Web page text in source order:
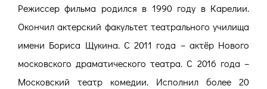
Режиссер фильма родился в 1990 году в Карелии.
Окончил актерский факультет театрального училища
имени Бориса Щукина. С 2011 года – актёр Нового
московского драматического театра. С 2016 года –
Московский театр комедии. Исполнил более 20